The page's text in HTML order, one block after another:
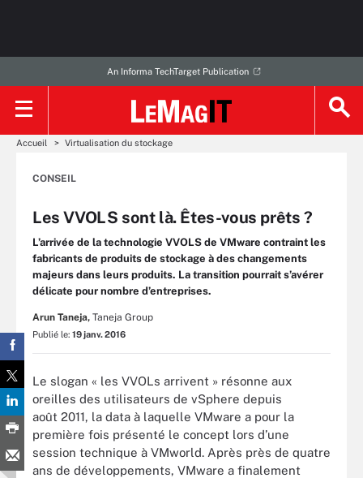
An Informa TechTarget Publication
Accueil Virtualisation du stockage
CONSEIL
Les VVOLS sont là. Êtes-vous prêts ?
L’arrivée de la technologie VVOLS de VMware contraint les
fabricants de produits de stockage à des changements
majeurs dans leurs produits. La transition pourrait s’avérer
délicate pour nombre d’entreprises.
Arun Taneja, Taneja Group
Publié le: 19 janv. 2016
Le slogan « les VVOLs arrivent » résonne aux
oreilles des utilisateurs de vSphere depuis
août 2011, la data à laquelle VMware a pour la
première fois présenté le concept lors d’une
session technique à VMworld. Après près de quatre
ans de développements, VMware a finalement